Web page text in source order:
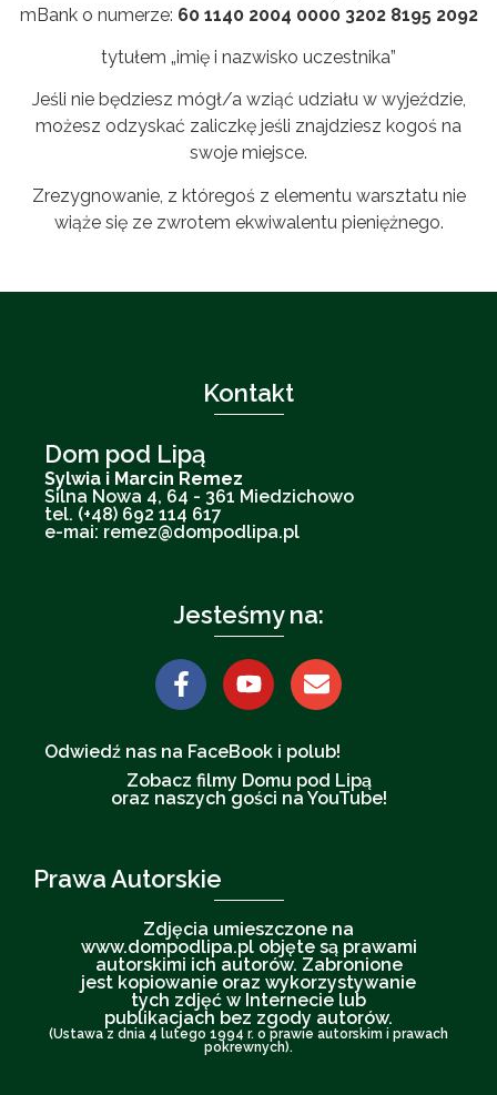
mBank o numerze: 60 1140 2004 0000 3202 8195 2092
tytułem „imię i nazwisko uczestnika”
Jeśli nie będziesz mógł/a wziąć udziału w wyjeździe,
możesz odzyskać zaliczkę jeśli znajdziesz kogoś na
swoje miejsce.
Zrezygnowanie, z któregoś z elementu warsztatu nie
wiąże się ze zwrotem ekwiwalentu pieniężnego.
Kontakt
Dom pod Lipą
Sylwia i Marcin Remez
Silna Nowa 4, 64 - 361 Miedzichowo
tel. (+48) 692 114 617
e-mai: remez@dompodlipa.pl
Jesteśmy na:
Odwiedź nas na FaceBook i polub!
Zobacz filmy Domu pod Lipą
oraz naszych gości na YouTube!
Prawa Autorskie
Zdjęcia umieszczone na
www.dompodlipa.pl objęte są prawami
autorskimi ich autorów. Zabronione
jest kopiowanie oraz wykorzystywanie
tych zdjęć w Internecie lub
publikacjach bez zgody autorów.
(Ustawa z dnia 4 lutego 1994 r. o prawie autorskim i prawach
pokrewnych).